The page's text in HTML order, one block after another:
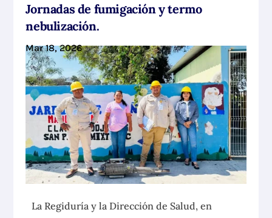
Jornadas de fumigación y termo
nebulización.
Mar 18, 2026
La Regiduría y la Dirección de Salud, en